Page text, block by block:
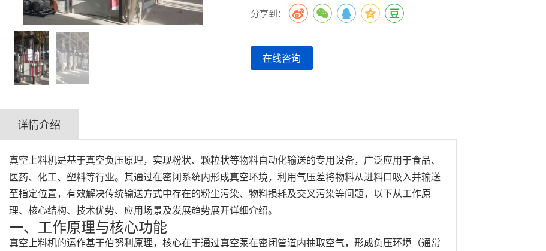
分享到：
在线咨询
详情介绍
真空上料机是基于真空负压原理，实现粉状、颗粒状等物料自动化输送的专用设备，广泛应用于食品、
医药、化工、塑料等行业。其通过在密闭系统内形成真空环境，利用气压差将物料从进料口吸入并输送
至指定位置，有效解决传统输送方式中存在的粉尘污染、物料损耗及交叉污染等问题，以下从工作原
理、核心结构、技术优势、应用场景及发展趋势展开详细介绍。
一、工作原理与核心功能
真空上料机的运作基于伯努利原理，核心在于通过真空泵在密闭管道内抽取空气，形成负压环境（通常